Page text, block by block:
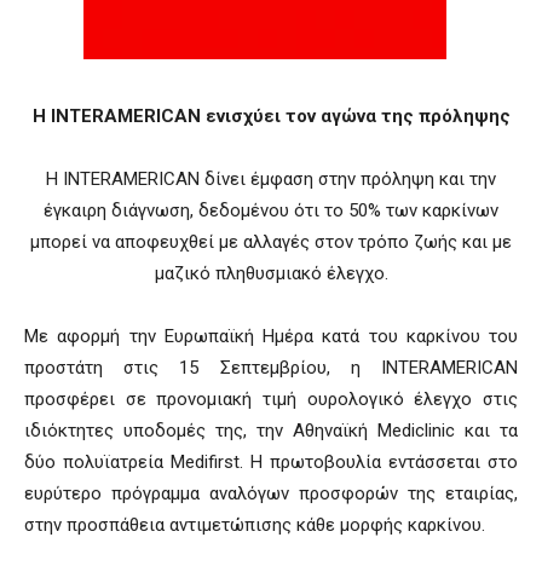
Η ΙΝΤΕRAMERICAN ενισχύει τον αγώνα της πρόληψης
Η ΙΝΤΕRAMERICAN δίνει έμφαση στην πρόληψη και την
έγκαιρη διάγνωση, δεδομένου ότι το 50% των καρκίνων
μπορεί να αποφευχθεί με αλλαγές στον τρόπο ζωής και με
μαζικό πληθυσμιακό έλεγχο.
Με αφορμή την Ευρωπαϊκή Ημέρα κατά του καρκίνου του
προστάτη στις 15 Σεπτεμβρίου, η INTERAMERICAN
προσφέρει σε προνομιακή τιμή ουρολογικό έλεγχο στις
ιδιόκτητες υποδομές της, την Αθηναϊκή Mediclinic και τα
δύο πολυϊατρεία Medifirst. Η πρωτοβουλία εντάσσεται στο
ευρύτερο πρόγραμμα αναλόγων προσφορών της εταιρίας,
στην προσπάθεια αντιμετώπισης κάθε μορφής καρκίνου.